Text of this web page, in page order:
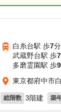
白糸台駅 歩7
武蔵野台駅 歩7
多磨霊園駅 歩9
東京都府中市
総階数 3階建 築